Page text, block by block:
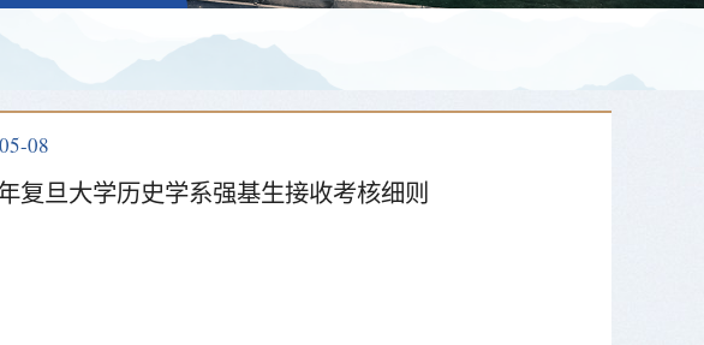
08
复旦大学历史学系强基生接收考核细则